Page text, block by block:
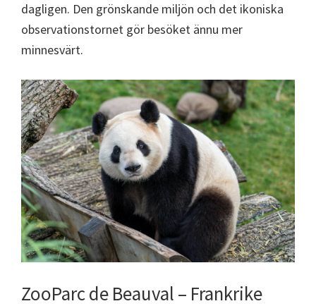
dagligen. Den grönskande miljön och det ikoniska
observationstornet gör besöket ännu mer
minnesvärt.
ZooParc de Beauval – Frankrike